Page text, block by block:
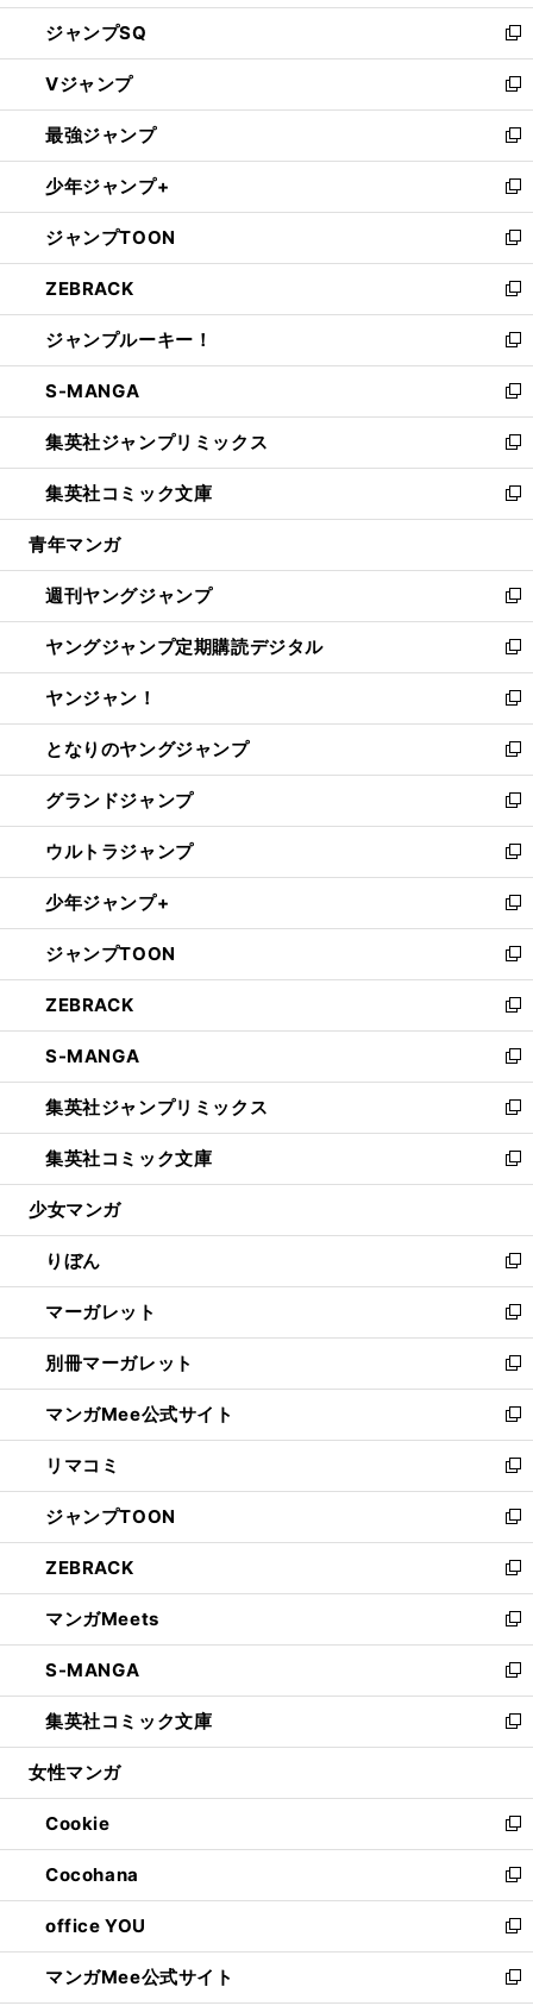
し
い
ウ
ィ
ン
ド
ウ
で
開
く
ジャンプSQ
新
し
い
ウ
ィ
ン
ド
ウ
で
開
く
Vジャンプ
新
し
い
ウ
ィ
ン
ド
ウ
で
開
く
最強ジャンプ
新
し
い
ウ
ィ
ン
ド
ウ
で
開
く
少年ジャンプ+
新
し
い
ウ
ィ
ン
ド
ウ
で
開
く
ジャンプTOON
新
し
い
ウ
ィ
ン
ド
ウ
で
開
く
ZEBRACK
新
し
い
ウ
ィ
ン
ド
ウ
で
開
ジャンプルーキー！
新
し
い
ウ
ィ
ン
ド
ウ
開
く
S-MANGA
新
し
い
ウ
ィ
ン
ウ
で
開
く
集英社ジャンプリミックス
新
し
い
ウ
ン
ド
ウ
で
開
く
集英社コミック文庫
新
し
ウ
ィ
ン
ド
ウ
で
開
く
青年マンガ
週刊ヤングジャンプ
新
し
い
ウ
ィ
ン
ド
ウ
で
開
く
ヤングジャンプ定期購読デジタル
新
し
い
ウ
ィ
ン
ド
ウ
で
開
く
ヤンジャン！
新
し
い
ウ
ィ
ン
ド
ウ
で
開
く
となりのヤングジャンプ
新
し
い
ウ
ィ
ン
ド
ウ
で
開
く
グランドジャンプ
新
し
い
ウ
ィ
ン
ド
ウ
で
開
く
ウルトラジャンプ
新
し
い
ウ
ィ
ン
ド
ウ
で
開
く
少年ジャンプ+
新
し
い
ウ
ィ
ン
ド
ウ
で
開
く
ジャンプTOON
新
し
い
ウ
ィ
ン
ド
ウ
で
開
ZEBRACK
新
し
い
ウ
ィ
ン
ド
ウ
開
く
S-MANGA
新
し
い
ウ
ィ
ン
ウ
で
開
く
集英社ジャンプリミックス
新
し
い
ウ
ン
ド
ウ
で
開
く
集英社コミック文庫
新
し
ウ
ィ
ン
ド
ウ
で
開
く
少女マンガ
りぼん
新
し
い
ウ
ィ
ン
ド
ウ
で
開
く
マーガレット
新
し
い
ウ
ィ
ン
ド
ウ
で
開
く
別冊マーガレット
新
し
い
ウ
ィ
ン
ド
ウ
で
開
く
マンガMee公式サイト
新
し
い
ウ
ィ
ン
ド
ウ
で
開
く
リマコミ
新
し
い
ウ
ィ
ン
ド
ウ
で
開
く
ジャンプTOON
新
し
い
ウ
ィ
ン
ド
ウ
で
開
ZEBRACK
新
し
い
ウ
ィ
ン
ド
ウ
開
く
マンガMeets
新
し
い
ウ
ィ
ン
ウ
で
開
く
S-MANGA
新
し
い
ウ
ン
ド
ウ
で
開
く
集英社コミック文庫
新
し
ウ
ィ
ン
ド
ウ
で
開
く
女性マンガ
Cookie
新
し
い
ウ
ィ
ン
ド
ウ
Cocohana
新
し
い
ウ
ィ
ン
office YOU
新
し
い
ウ
マンガMee公式サイト
新
し